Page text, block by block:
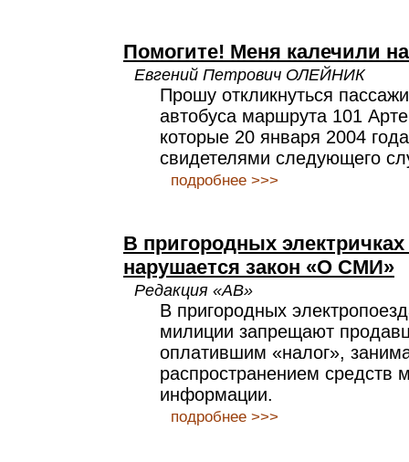
Помогите! Меня калечили
Евгений Петрович ОЛЕЙНИК
Прошу откликнуться
автобуса маршрута 101
которые 20 января 2004
свидетелями следующего
подробнее >>>
В пригородных
нарушается закон «О СМИ»
Редакция «АВ»
В пригородных
милиции запрещают
оплатившим «налог»,
распространением средств
информации.
подробнее >>>